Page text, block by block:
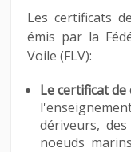
Les certificats
émis par la
Voile (FLV):
Le certificat
dériveurs,
noeuds